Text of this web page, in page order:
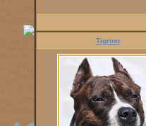
Tigrino